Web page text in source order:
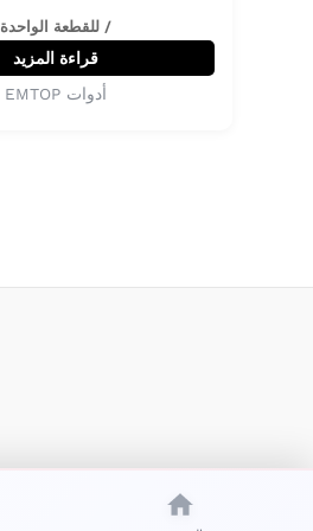
/ للقطعة الواحدة
قراءة المزيد
أدوات EMTOP